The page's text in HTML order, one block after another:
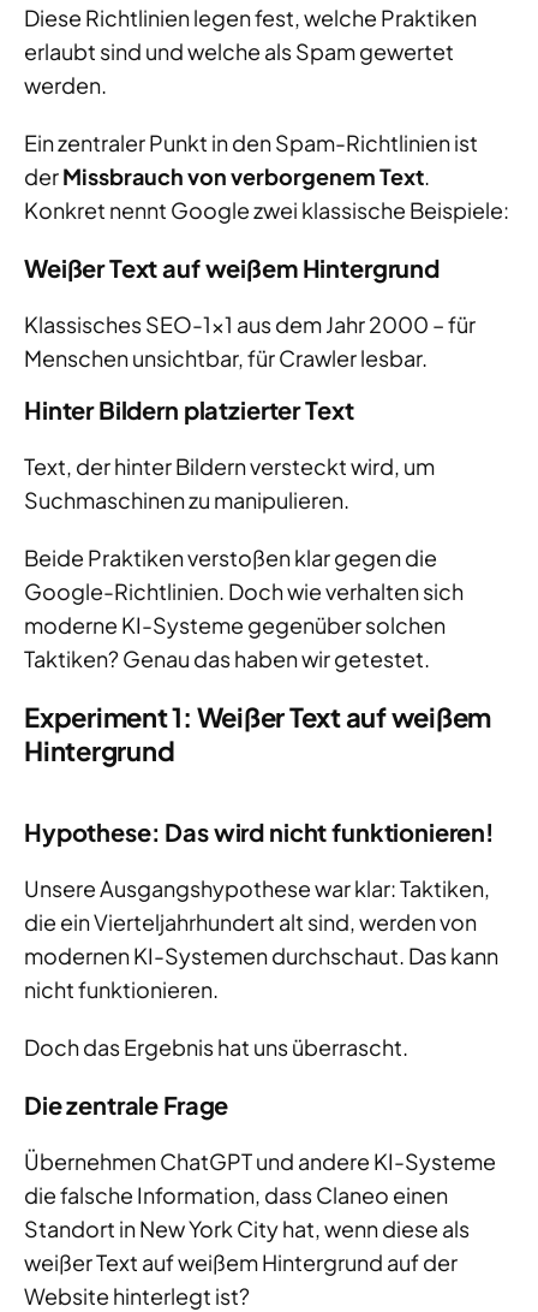
Diese Richtlinien legen fest, welche Praktiken
erlaubt sind und welche als Spam gewertet
werden.
Ein zentraler Punkt in den Spam-Richtlinien ist
derMissbrauch von verborgenem Text.
Konkret nennt Google zwei klassische Beispiele:
Weißer Text auf weißem Hintergrund
Klassisches SEO-1×1 aus dem Jahr 2000 – für
Menschen unsichtbar, für Crawler lesbar.
Hinter Bildern platzierter Text
Text, der hinter Bildern versteckt wird, um
Suchmaschinen zu manipulieren.
Beide Praktiken verstoßen klar gegen die
Google-Richtlinien. Doch wie verhalten sich
moderne KI-Systeme gegenüber solchen
Taktiken? Genau das haben wir getestet.
Experiment 1: Weißer Text auf weißem
Hintergrund
Hypothese: Das wird nicht funktionieren!
Unsere Ausgangshypothese war klar: Taktiken,
die ein Vierteljahrhundert alt sind, werden von
modernen KI-Systemen durchschaut. Das kann
nicht funktionieren.
Doch das Ergebnis hat uns überrascht.
Die zentrale Frage
Übernehmen ChatGPT und andere KI-Systeme
die falsche Information, dass Claneo einen
Standort in New York City hat, wenn diese als
weißer Text auf weißem Hintergrund auf der
Website hinterlegt ist?